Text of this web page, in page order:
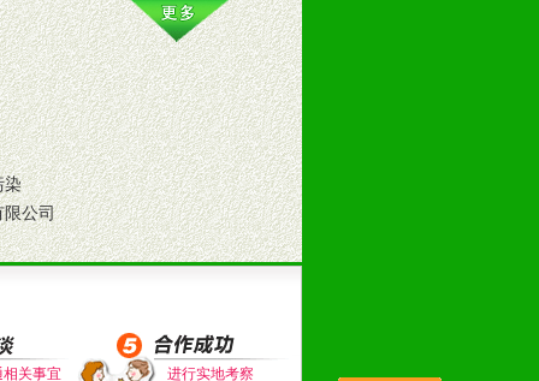
势与流行。
染
限公司
关事宜 进行实地考察